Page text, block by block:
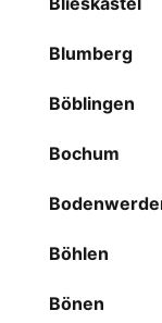
Blumberg
Böblingen
Bochum
Böhlen
Bönen